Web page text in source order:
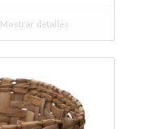
Mostrar detalles